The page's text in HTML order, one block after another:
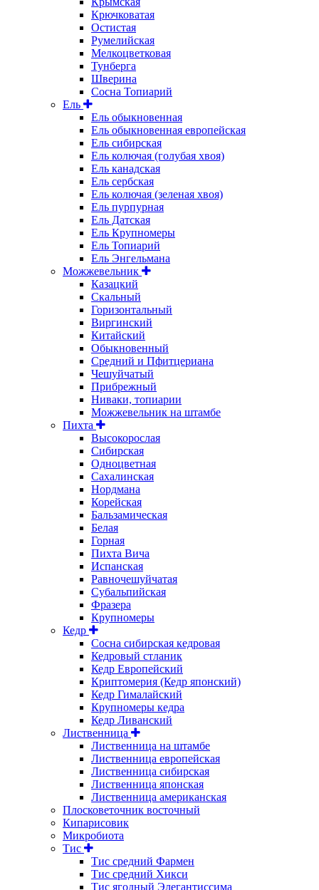
Крючковатая
Остистая
Румелийская
Мелкоцветковая
Тунберга
Шверина
Сосна Топиарий
Ель
Ель обыкновенная
Ель обыкновенная европейская
Ель сибирская
Ель колючая (голубая хвоя)
Ель канадская
Ель сербская
Ель колючая (зеленая хвоя)
Ель пурпурная
Ель Датская
Ель Крупномеры
Ель Топиарий
Ель Энгельмана
Можжевельник
Казацкий
Скальный
Горизонтальный
Виргинский
Китайский
Обыкновенный
Средний и Пфитцериана
Чешуйчатый
Прибрежный
Ниваки, топиарии
Можжевельник на штамбе
Пихта
Высокорослая
Сибирская
Одноцветная
Сахалинская
Нордмана
Корейская
Бальзамическая
Белая
Горная
Пихта Вича
Испанская
Равночешуйчатая
Субальпийская
Фразера
Крупномеры
Кедр
Сосна сибирская кедровая
Кедровый стланик
Кедр Европейский
Криптомерия (Кедр японский)
Кедр Гималайский
Крупномеры кедра
Кедр Ливанский
Лиственница
Лиственница на штамбе
Лиственница европейская
Лиственница сибирская
Лиственница японская
Лиственница американская
Плосковеточник восточный
Кипарисовик
Микробиота
Тис
Тис средний Фармен
Тис средний Хикси
Тис ягодный Элегантиссима